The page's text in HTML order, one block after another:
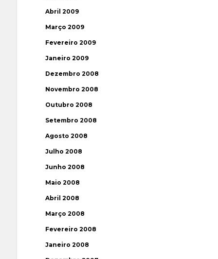
Abril 2009
Março 2009
Fevereiro 2009
Janeiro 2009
Dezembro 2008
Novembro 2008
Outubro 2008
Setembro 2008
Agosto 2008
Julho 2008
Junho 2008
Maio 2008
Abril 2008
Março 2008
Fevereiro 2008
Janeiro 2008